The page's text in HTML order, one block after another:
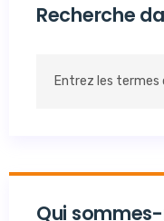
Recherche
Qui